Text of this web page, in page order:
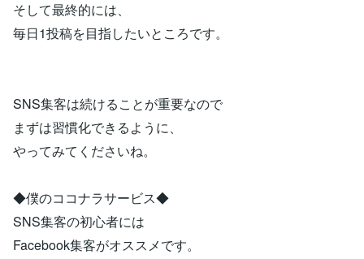
そして最終的には、
毎日1投稿を目指したいところです。
SNS集客は続けることが重要なので
まずは習慣化できるように、
やってみてくださいね。
◆僕のココナラサービス◆
SNS集客の初心者には
Facebook集客がオススメです。